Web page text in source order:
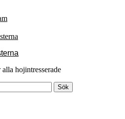
hojintresserade